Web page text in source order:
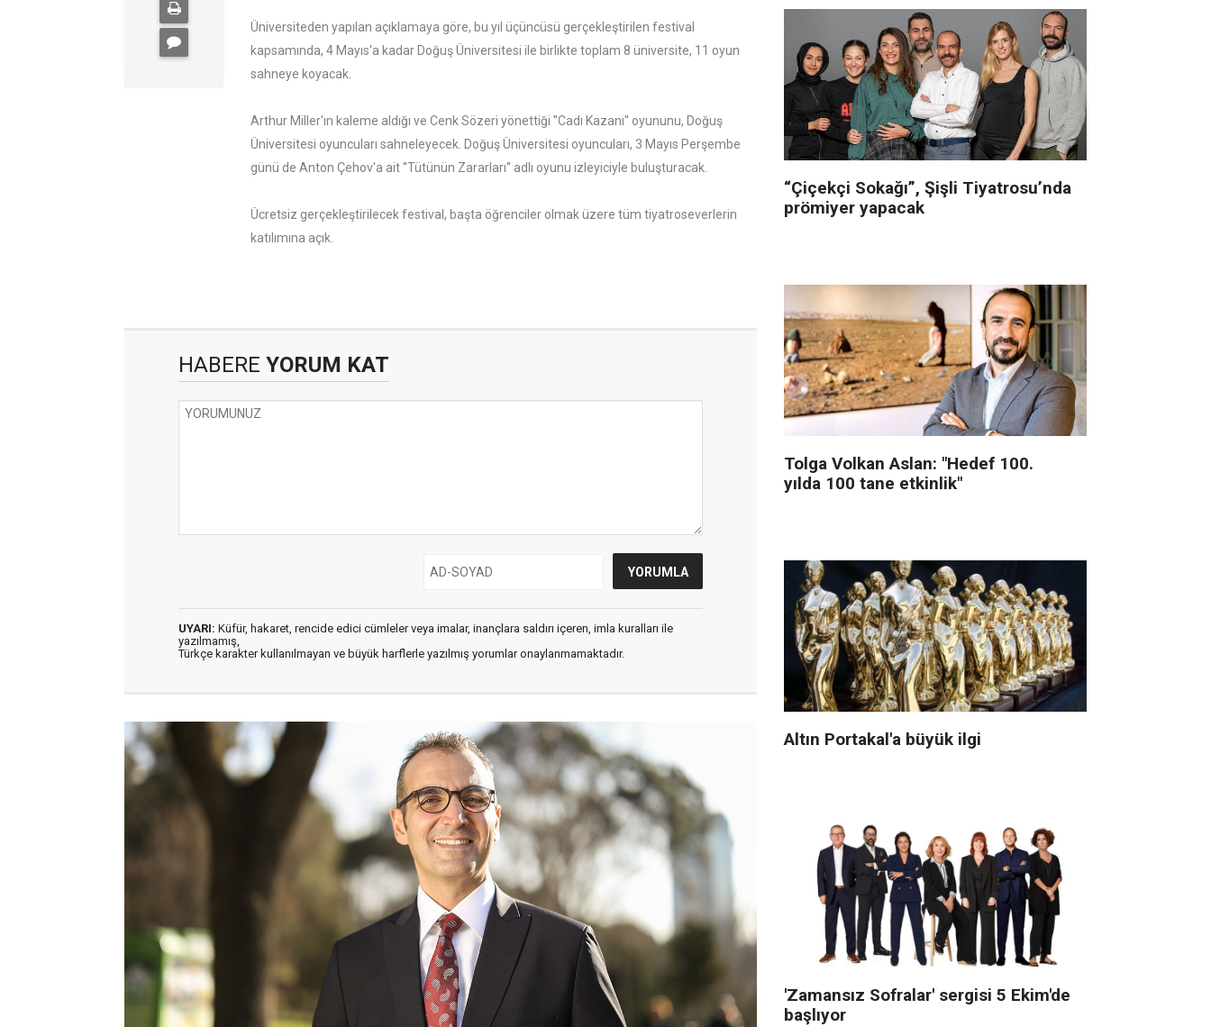
Üniversiteden yapılan açıklamaya göre, bu yıl üçüncüsü gerçekleştirilen festival
kapsamında, 4 Mayıs'a kadar Doğuş Üniversitesi ile birlikte toplam 8 üniversite, 11 oyun
sahneye koyacak.
Arthur Miller'ın kaleme aldığı ve Cenk Sözeri yönettiği ''Cadı Kazanı'' oyununu, Doğuş
Üniversitesi oyuncuları sahneleyecek. Doğuş Üniversitesi oyuncuları, 3 Mayıs Perşembe
günü de Anton Çehov'a ait ''Tütünün Zararları'' adlı oyunu izleyiciyle buluşturacak.
Ücretsiz gerçekleştirilecek festival, başta öğrenciler olmak üzere tüm tiyatroseverlerin
katılımına açık.
HABERE YORUM KAT
UYARI: Küfür, hakaret, rencide edici cümleler veya imalar, inançlara saldırı içeren, imla kuralları ile
yazılmamış,
Türkçe karakter kullanılmayan ve büyük harflerle yazılmış yorumlar onaylanmamaktadır.
“Çiçekçi Sokağı”, Şişli Tiyatrosu’nda
prömiyer yapacak
Tolga Volkan Aslan: "Hedef 100.
yılda 100 tane etkinlik"
Altın Portakal'a büyük ilgi
'Zamansız Sofralar' sergisi 5 Ekim'de
başlıyor